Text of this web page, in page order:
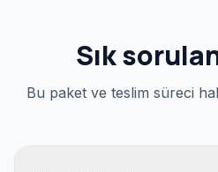
Sık
Bu paket ve teslim süreci